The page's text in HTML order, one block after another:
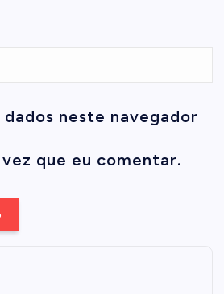
dados neste navegador
que eu comentar.